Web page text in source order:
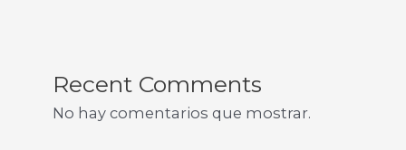
Recent Comments
No hay comentarios que mostrar.